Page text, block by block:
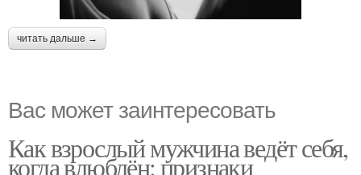
читать дальше →
Вас может заинтересовать
Как взрослый мужчина ведёт себя,
когда влюблён: признаки